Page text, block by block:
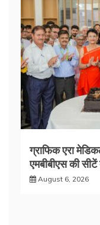
ग्राफिक एरा
एमबीबीएस की
August 6, 2026